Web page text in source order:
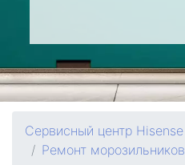
Сервисный центр Hisense
Ремонт морозильников